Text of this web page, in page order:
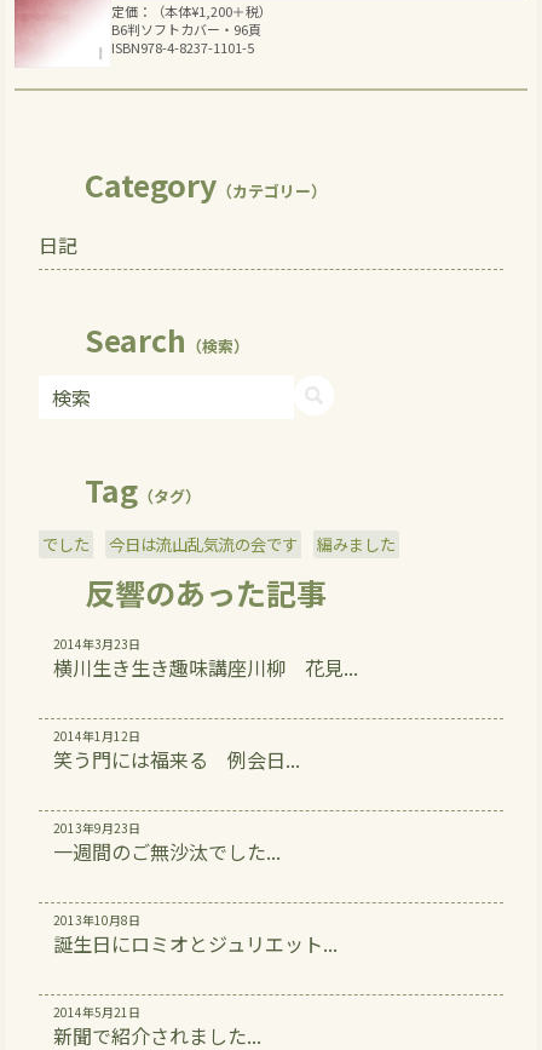
定価：（本体¥1,200＋税）
B6判ソフトカバー・96頁
ISBN978-4-8237-1101-5
Category（カテゴリー）
日記
Search （検索）
Tag（タグ）
でした 今日は流山乱気流の会です 編みました
反響のあった記事
2014年3月23日
横川生き生き趣味講座川柳 花見...
2014年1月12日
笑う門には福来る 例会日...
2013年9月23日
一週間のご無沙汰でした...
2013年10月8日
誕生日にロミオとジュリエット...
2014年5月21日
新聞で紹介されました...